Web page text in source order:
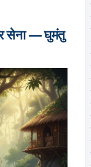
सेना — घुमंतु